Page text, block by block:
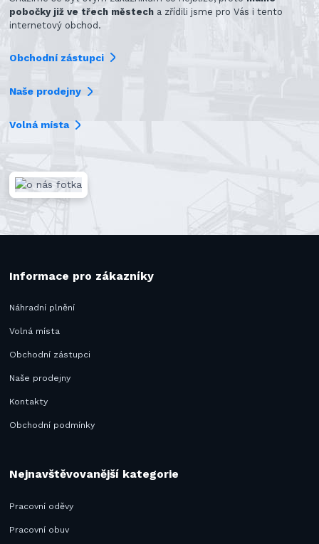
pobočky již ve třech městech a zřídili jsme pro Vás i tento
internetový obchod.
Obchodní zástupci
Naše prodejny
Volná místa
Informace pro zákazníky
Náhradní plnění
Volná místa
Obchodní zástupci
Naše prodejny
Kontakty
Obchodní podmínky
Nejnavštěvovanější kategorie
Pracovní oděvy
Pracovní obuv